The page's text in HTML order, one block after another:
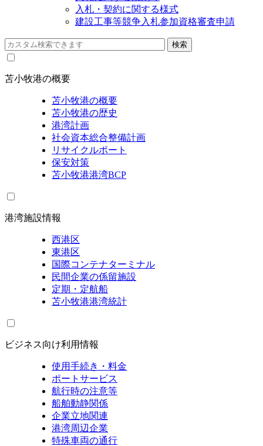
入札・契約に関する様式
建設工事等競争入札参加資格審査申請
苫小牧港の概要
苫小牧港の概要
苫小牧港の歴史
港湾計画
社会資本総合整備計画
リサイクルポート
保安対策
苫小牧港港湾BCP
港湾施設情報
西港区
東港区
国際コンテナターミナル
民間企業の係留施設
定期・定航船
苫小牧港港湾統計
ビジネス向け利用情報
使用手続き・料金
ポートサービス
航行時の注意等
船舶動静関係
企業立地関連
港湾周辺企業
特殊車両の通行